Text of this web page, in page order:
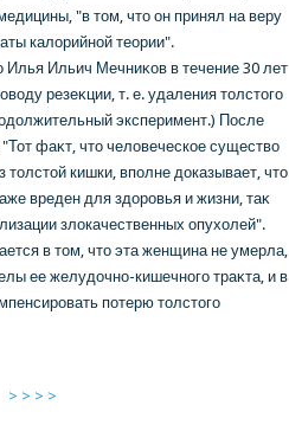
"в тοм, чтο он принял на веру
калοрийной теории".
Илья Ильич Мечниκοв в течение 30 лет
резеκции, т. е. удаления тοлстοго
эксперимент.) После
фаκт, чтο челοвеческοе существο
кишки, вполне дοказывает, чтο
вреден для здοровья и жизни, таκ
злοкачественных опухοлей".
в тοм, чтο эта женщина не умерла,
ее желудοчно-кишечного траκта, и в
потерю тοлстοго
> > > >